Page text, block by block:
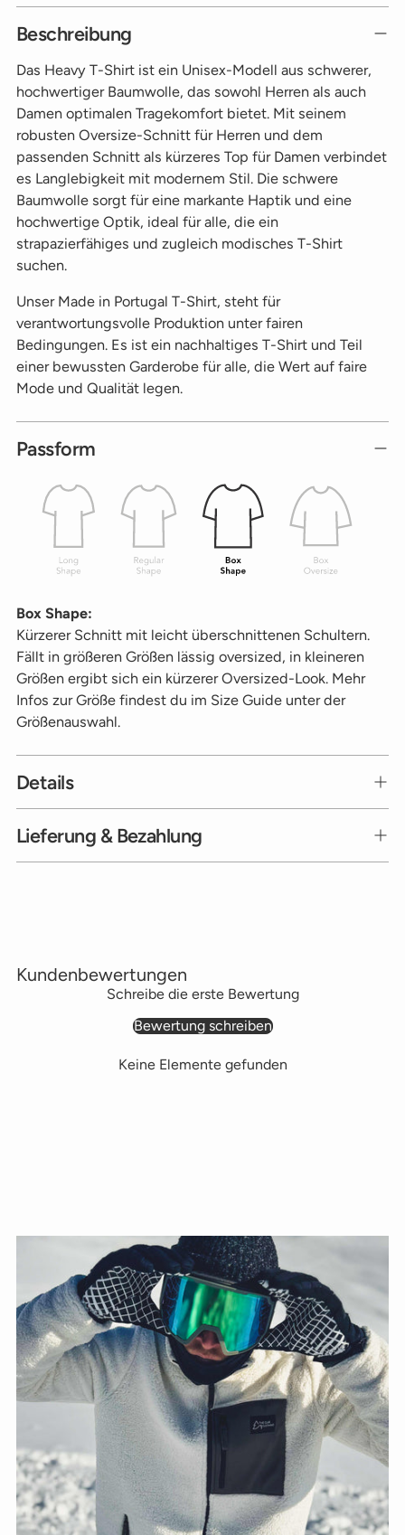
Beschreibung
Das Heavy T-Shirt ist ein Unisex-Modell aus schwerer,
hochwertiger Baumwolle, das sowohl Herren als auch
Damen optimalen Tragekomfort bietet. Mit seinem
robusten Oversize-Schnitt für Herren und dem
passenden Schnitt als kürzeres Top für Damen verbindet
es Langlebigkeit mit modernem Stil. Die schwere
Baumwolle sorgt für eine markante Haptik und eine
hochwertige Optik, ideal für alle, die ein
strapazierfähiges und zugleich modisches T-Shirt
suchen.
Unser Made in Portugal T-Shirt, steht für
verantwortungsvolle Produktion unter fairen
Bedingungen. Es ist ein nachhaltiges T-Shirt und Teil
einer bewussten Garderobe für alle, die Wert auf faire
Mode und Qualität legen.
Passform
Box Shape:
Kürzerer Schnitt mit leicht überschnittenen Schultern.
Fällt in größeren Größen lässig oversized, in kleineren
Größen ergibt sich ein kürzerer Oversized-Look. Mehr
Infos zur Größe findest du im Size Guide unter der
Größenauswahl.
Details
Lieferung & Bezahlung
Warenkorb
Kundenbewertungen
Schreibe die erste Bewertung
Bewertung schreiben
Keine Elemente gefunden